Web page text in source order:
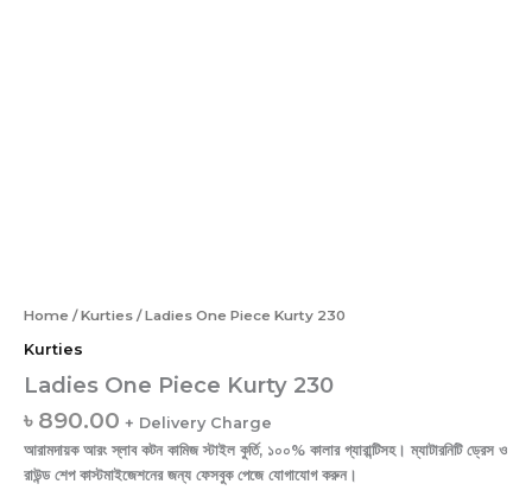
Home /Kurties / Ladies One Piece Kurty 230
Kurties
Ladies One Piece Kurty 230
৳ 890.00 + Delivery Charge
আরামদায়ক আরং স্লাব কটন কামিজ স্টাইল কুর্তি, ১০০% কালার গ্যারান্টিসহ। ম্যাটারনিটি ড্রেস ও
রাউন্ড শেপ কাস্টমাইজেশনের জন্য ফেসবুক পেজে যোগাযোগ করুন।